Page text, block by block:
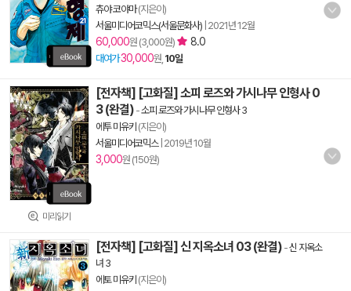
츄야 코야마(지은이)
서울미디어코믹스(서울문화사) 2021년 12월
60,000원 (3,000원) 8.0
대여가30,000원, 10일
미리읽기
[전자책] [고화질] 소피 로즈와 가시나무 인형사 0
3 (완결) -소피 로즈와 가시나무 인형사 3
에투 미유키 (지은이)
서울미디어코믹스| 2019년 10월
3,000원 (150원)
[전자책] [고화질] 신 지옥소녀 03 (완결) -신 지옥소
녀 3
에토 미유키 (지은이)